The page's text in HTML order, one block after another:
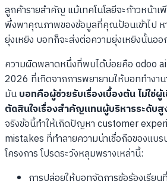
ลูกค้ารายสำคัญ แม้เทคโนโลยีจะก้าวหน้า
พึ่งพาคุณภาพของข้อมูลที่คุณป้อนเข้าไป
ยุ่งเหยิง บอทก็จะส่งต่อความยุ่งเหยิงนั้นออ
ความผิดพลาดหนึ่งที่พบได้บ่อยคือ odoo
2026 ที่เกิดจากการพยายามให้บอททำงา
มันบอทคือผู้ช่วยรับเรื่องเบื้องต้น ไม่ใช่
ตัดสินใจเรื่องสำคัญแทนผู้บริหารระดับสู
จริงข้อนี้ทำให้เกิดปัญหา customer
mistakes ที่ทำลายความน่าเชื่อถือของแบ
โครงการ โปรดระวังหลุมพรางเหล่านี้:
การปล่อยให้บอทจัดการข้อร้องเรีย